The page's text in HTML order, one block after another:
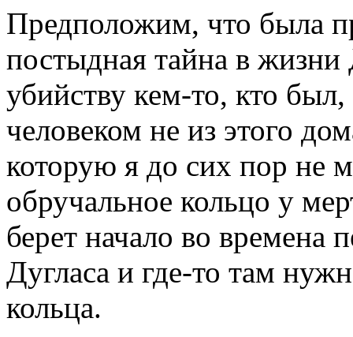
Предположим, что была
постыдная тайна в жизни
убийству кем-то, кто
человеком не из этого
которую я до сих пор не
обручальное кольцо у
берет начало во времена
Дугласа и где-то там
кольца.